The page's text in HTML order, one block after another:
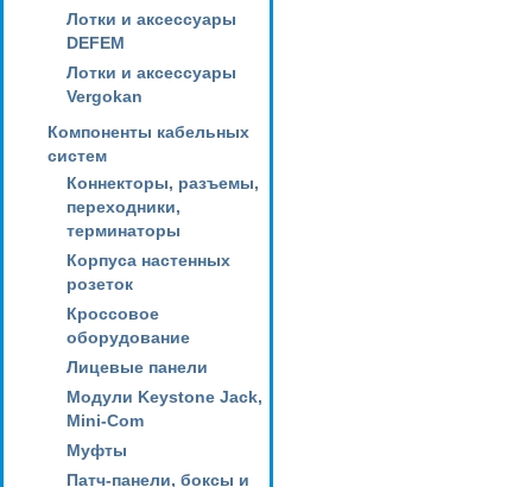
Лотки и аксессуары
DEFEM
Лотки и аксессуары
Vergokan
Компоненты кабельных
систем
Коннекторы, разъемы,
переходники,
терминаторы
Корпуса настенных
розеток
Кроссовое
оборудование
Лицевые панели
Модули Keystone Jack,
Mini-Com
Муфты
Патч-панели, боксы и